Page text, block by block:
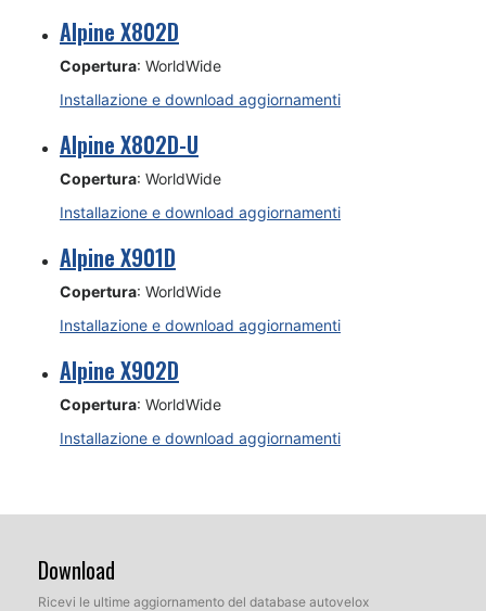
Alpine X802D
Copertura: WorldWide
Installazione e download aggiornamenti
Alpine X802D-U
Copertura: WorldWide
Installazione e download aggiornamenti
Alpine X901D
Copertura: WorldWide
Installazione e download aggiornamenti
Alpine X902D
Copertura: WorldWide
Installazione e download aggiornamenti
Download
Ricevi le ultime aggiornamento del database autovelox